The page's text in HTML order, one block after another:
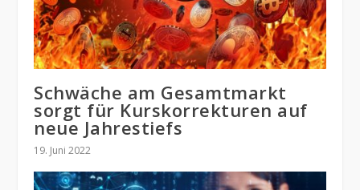
Schwäche am Gesamtmarkt
sorgt für Kurskorrekturen auf
neue Jahrestiefs
19. Juni 2022